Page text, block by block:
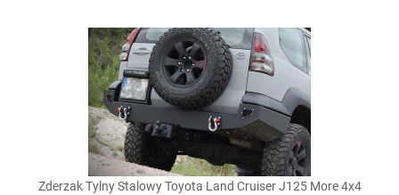
Zderzak Tylny Stalowy Toyota Land Cruiser J125 More 4x4